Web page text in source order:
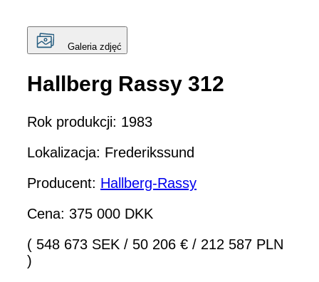
Galeria zdjęć
Hallberg Rassy 312
Rok produkcji: 1983
Lokalizacja: Frederikssund
Producent: Hallberg-Rassy
Cena: 375 000 DKK
( 548 673 SEK / 50 206 € / 212 587 PLN
)